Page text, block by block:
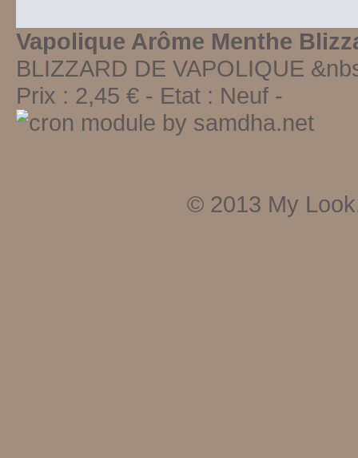
Vapolique Arôme Menthe
BLIZZARD DE VAPOLIQUE
Prix : 2,45 € - Etat : Neuf -
© 2013 My Look